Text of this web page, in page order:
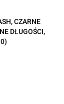
CZARNE
DŁUGOŚCI,